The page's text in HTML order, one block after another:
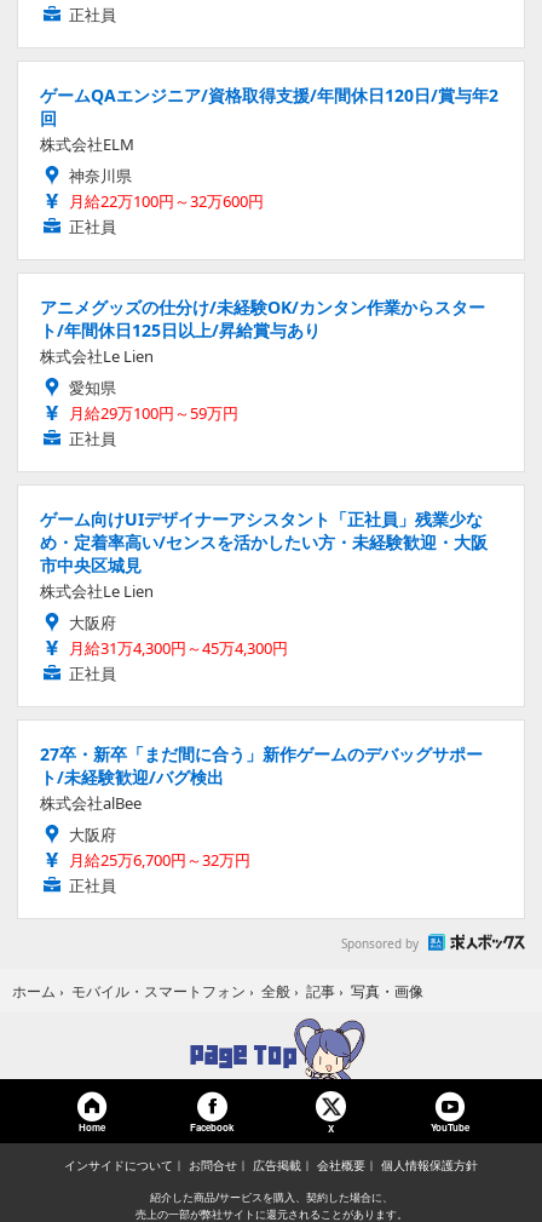
正社員
ゲームQAエンジニア/資格取得支援/年間休日120日/賞与年2
回
株式会社ELM
神奈川県
月給22万100円～32万600円
正社員
アニメグッズの仕分け/未経験OK/カンタン作業からスター
ト/年間休日125日以上/昇給賞与あり
株式会社Le Lien
愛知県
月給29万100円～59万円
正社員
ゲーム向けUIデザイナーアシスタント「正社員」残業少な
め・定着率高い/センスを活かしたい方・未経験歓迎・大阪
市中央区城見
株式会社Le Lien
大阪府
月給31万4,300円～45万4,300円
正社員
27卒・新卒「まだ間に合う」新作ゲームのデバッグサポー
ト/未経験歓迎/バグ検出
株式会社alBee
大阪府
月給25万6,700円～32万円
正社員
Sponsored by
ホーム › モバイル・スマートフォン › 全般 › 記事 › 写真・画像
Home Facebook X YouTube
インサイドについて お問合せ 広告掲載 会社概要 個人情報保護方針
紹介した商品/サービスを購入、契約した場合に、
売上の一部が弊社サイトに還元されることがあります。